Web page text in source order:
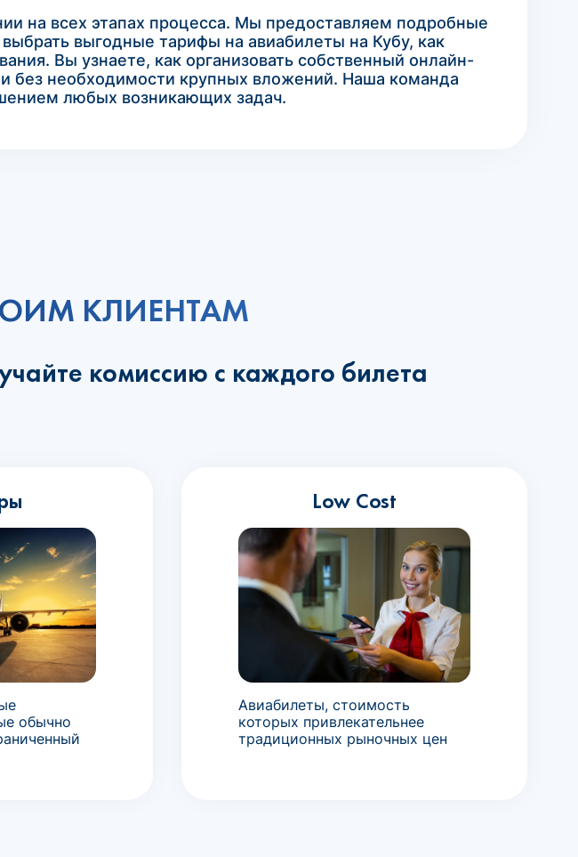
на всех этапах процесса. Мы предоставляем подробные
выгодные тарифы на авиабилеты на Кубу, как
Вы узнаете, как организовать собственный онлайн-
без необходимости крупных вложений. Наша команда
любых возникающих задач.
КЛИЕНТАМ
комиссию с каждого билета
обычно
Low Cost
Авиабилеты, стоимость
которых привлекательнее
традиционных рыночных цен